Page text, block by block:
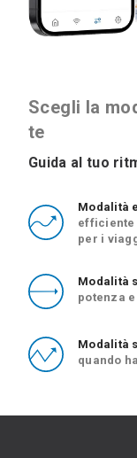
Scegli la
te
Guida al tuo
Modalità
efficiente
per i
Modalità
potenza
Modalità
quando